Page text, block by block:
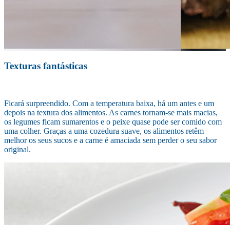
Texturas fantásticas
Ficará surpreendido. Com a temperatura baixa, há um antes e um
depois na textura dos alimentos. As carnes tornam-se mais macias,
os legumes ficam sumarentos e o peixe quase pode ser comido com
uma colher. Graças a uma cozedura suave, os alimentos retêm
melhor os seus sucos e a carne é amaciada sem perder o seu sabor
original.